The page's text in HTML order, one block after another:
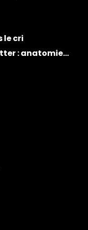
le cri
: anatomie...